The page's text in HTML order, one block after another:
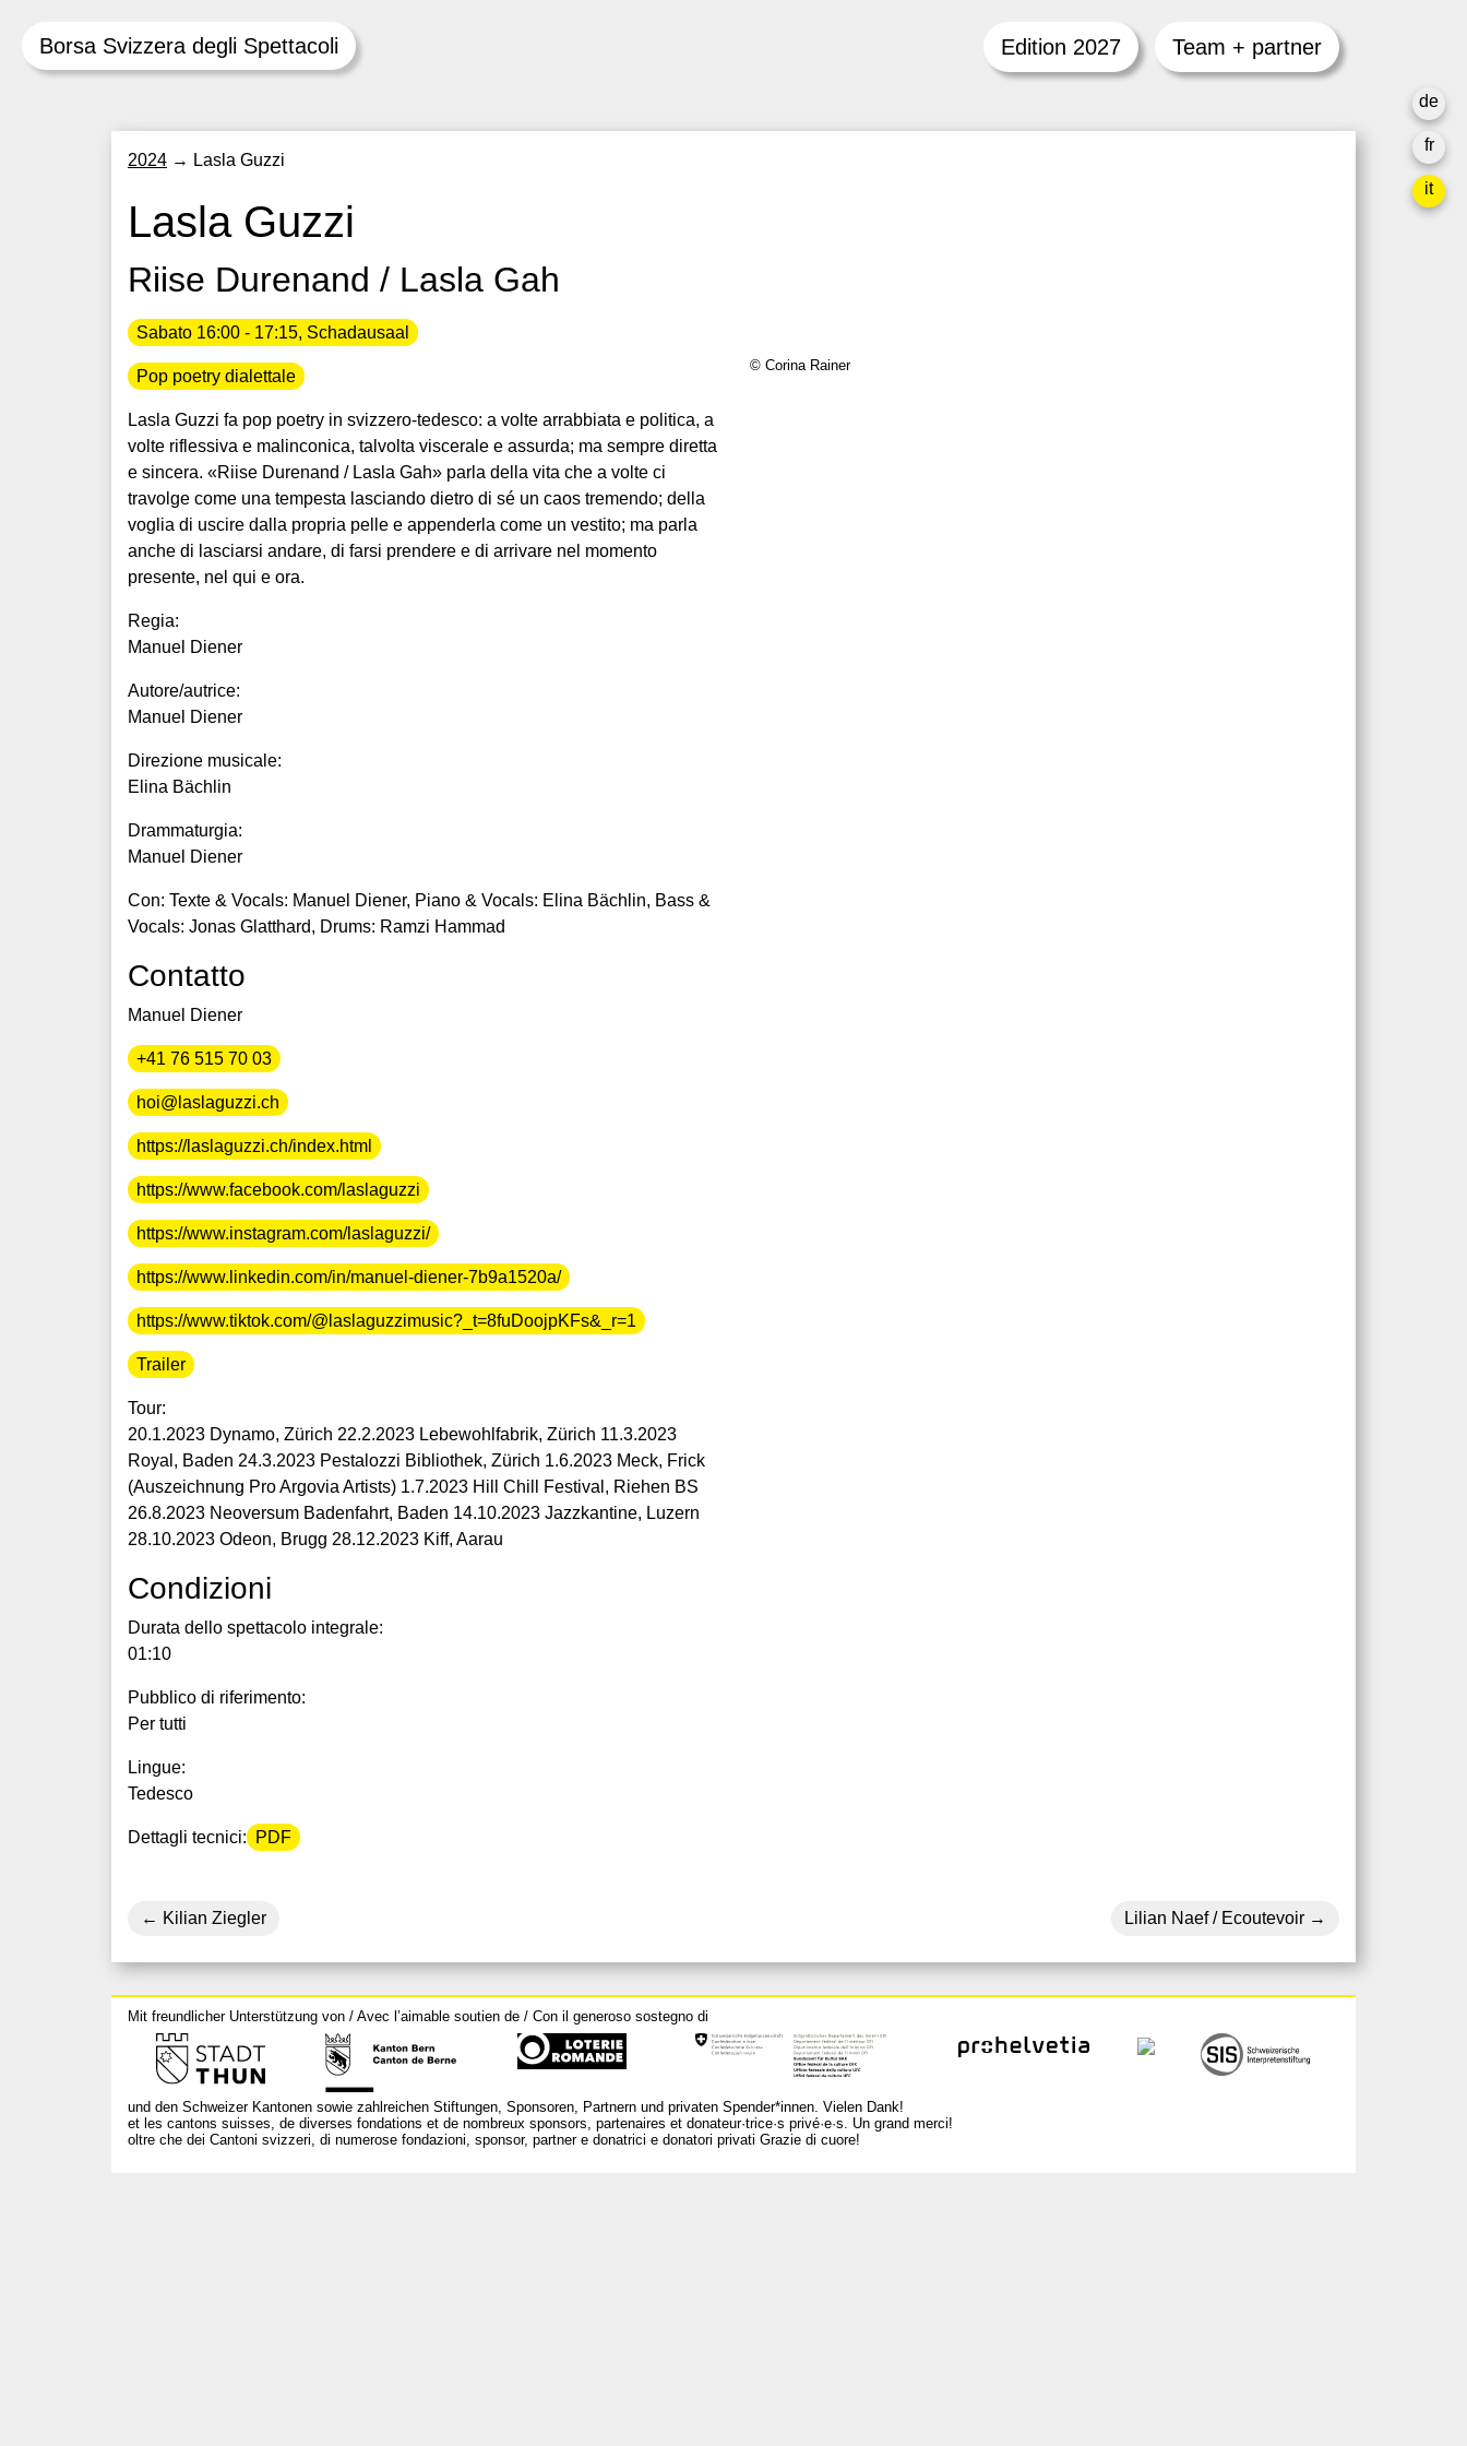
de
fr
it
Borsa Svizzera degli Spettacoli Edition 2027 Team + partner
2024 → Lasla Guzzi
Lasla Guzzi
Riise Durenand / Lasla Gah
Sabato 16:00 - 17:15, Schadausaal
Pop poetry dialettale
Lasla Guzzi fa pop poetry in svizzero-tedesco: a volte arrabbiata e politica, a
volte riflessiva e malinconica, talvolta viscerale e assurda; ma sempre diretta
e sincera. «Riise Durenand / Lasla Gah» parla della vita che a volte ci
travolge come una tempesta lasciando dietro di sé un caos tremendo; della
voglia di uscire dalla propria pelle e appenderla come un vestito; ma parla
anche di lasciarsi andare, di farsi prendere e di arrivare nel momento
presente, nel qui e ora.
Regia:
Manuel Diener
Autore/autrice:
Manuel Diener
Direzione musicale:
Elina Bächlin
Drammaturgia:
Manuel Diener
Con: Texte & Vocals: Manuel Diener, Piano & Vocals: Elina Bächlin, Bass &
Vocals: Jonas Glatthard, Drums: Ramzi Hammad
Contatto
Manuel Diener
+41 76 515 70 03
hoi@laslaguzzi.ch
https://laslaguzzi.ch/index.html
https://www.facebook.com/laslaguzzi
https://www.instagram.com/laslaguzzi/
https://www.linkedin.com/in/manuel-diener-7b9a1520a/
https://www.tiktok.com/@laslaguzzimusic?_t=8fuDoojpKFs&_r=1
Trailer
Tour:
20.1.2023 Dynamo, Zürich 22.2.2023 Lebewohlfabrik, Zürich 11.3.2023
Royal, Baden 24.3.2023 Pestalozzi Bibliothek, Zürich 1.6.2023 Meck, Frick
(Auszeichnung Pro Argovia Artists) 1.7.2023 Hill Chill Festival, Riehen BS
26.8.2023 Neoversum Badenfahrt, Baden 14.10.2023 Jazzkantine, Luzern
28.10.2023 Odeon, Brugg 28.12.2023 Kiff, Aarau
Condizioni
Durata dello spettacolo integrale:
01:10
Pubblico di riferimento:
Per tutti
Lingue:
Tedesco
Dettagli tecnici: PDF
© Corina Rainer
Kilian Ziegler Lilian Naef / Ecoutevoir
Mit freundlicher Unterstützung von / Avec l’aimable soutien de / Con il generoso sostegno di
und den Schweizer Kantonen sowie zahlreichen Stiftungen, Sponsoren, Partnern und privaten Spender*innen. Vielen Dank!
et les cantons suisses, de diverses fondations et de nombreux sponsors, partenaires et donateur·trice·s privé·e·s. Un grand merci!
oltre che dei Cantoni svizzeri, di numerose fondazioni, sponsor, partner e donatrici e donatori privati Grazie di cuore!